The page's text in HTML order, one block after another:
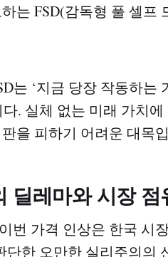
는 FSD(감독형 풀 셀프
는 ‘지금 당장 작동하는
. 실체 없는 미래 가치
을 피하기 어려운 대목
딜레마와 시장
번 가격 인상은 한국 시
단한 오만한 실리주의의